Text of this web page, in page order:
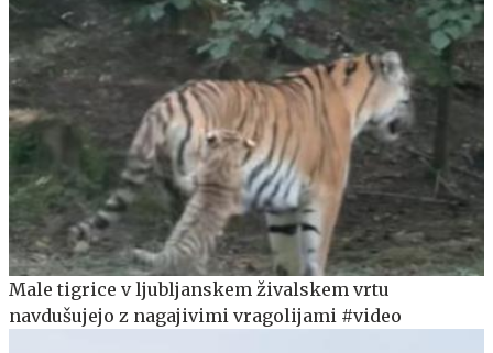
Male tigrice v ljubljanskem živalskem vrtu
navdušujejo z nagajivimi vragolijami #video